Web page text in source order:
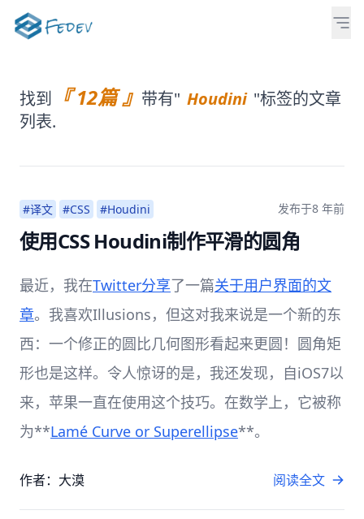
找到 『 12篇 』 带有" Houdini "标签的文章
列表.
#译文 #CSS #Houdini 发布于8 年前
使用CSS Houdini制作平滑的圆角
最近，我在Twitter分享了一篇关于用户界面的文
章。我喜欢Illusions，但这对我来说是一个新的东
西：一个修正的圆比几何图形看起来更圆！圆角矩
形也是这样。令人惊讶的是，我还发现，自iOS7以
来，苹果一直在使用这个技巧。在数学上，它被称
为**Lamé Curve or Superellipse**。
作者：大漠 阅读全文